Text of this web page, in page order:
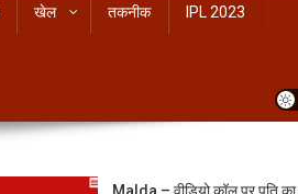
खेल तकनीक IPL 2023